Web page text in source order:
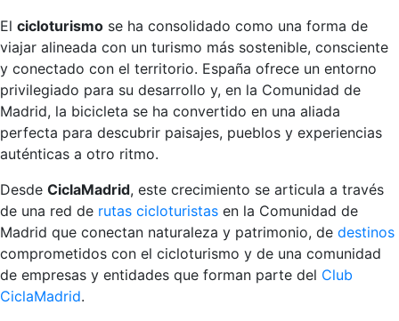
El cicloturismo se ha consolidado como una forma de
viajar alineada con un turismo más sostenible, consciente
y conectado con el territorio. España ofrece un entorno
privilegiado para su desarrollo y, en la Comunidad de
Madrid, la bicicleta se ha convertido en una aliada
perfecta para descubrir paisajes, pueblos y experiencias
auténticas a otro ritmo.
Desde CiclaMadrid, este crecimiento se articula a través
de una red de rutas cicloturistas en la Comunidad de
Madrid que conectan naturaleza y patrimonio, de destinos
comprometidos con el cicloturismo y de una comunidad
de empresas y entidades que forman parte del Club
CiclaMadrid.